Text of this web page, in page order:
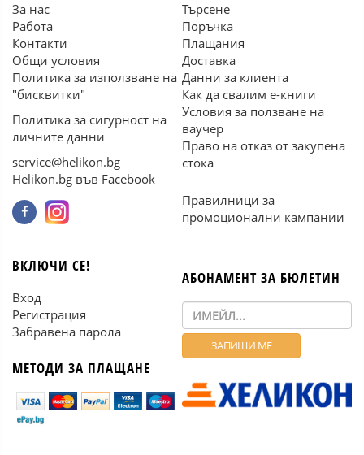
За нас
Работа
Контакти
Общи условия
Политика за използване на
"бисквитки"
Политика за сигурност на
личните данни
service@helikon.bg
Helikon.bg във Facebook
Търсене
Поръчка
Плащания
Доставка
Данни за клиента
Как да свалим е-книги
Условия за ползване на
ваучер
Право на отказ от закупена
стока
Правилници за
промоционални кампании
ВКЛЮЧИ СЕ!
Вход
Регистрация
Забравена парола
МЕТОДИ ЗА ПЛАЩАНЕ
АБОНАМЕНТ ЗА БЮЛЕТИН